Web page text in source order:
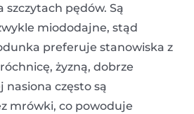
szczytach pędów. Są
miododajne, stąd
preferuje stanowiska z
żyzną, dobrze
nasiona często są
mrówki, co powoduje